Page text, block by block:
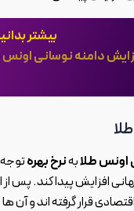
بیشتر
دامنه نوسانی اونس طلا به 100
طلابهنرخ بهره
افزایش پیدا کند.
گرفته اند و آن ها